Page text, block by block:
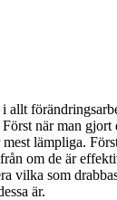
allt
när man
lämpliga.
om de är
vilka som
är.